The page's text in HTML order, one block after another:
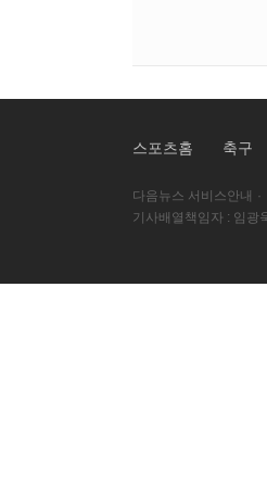
스포츠홈 축구
다음뉴스 서비스안내 ·
기사배열책임자 : 임광